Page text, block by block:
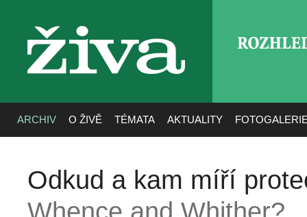
živa
ARCHIV O ŽIVĚ TÉMATA AKTUALITY
Odkud a kam míří